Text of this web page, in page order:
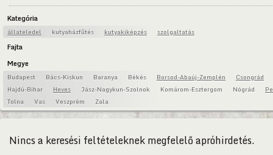
Kategória
állateledel kutyaházfűtés kutyakiképzés szolgaltatás
Fajta
Megye
Budapest Bács-Kiskun Baranya Békés Borsod-Abaúj-Zemplén
Csongrád
Hajdú-Bihar
Heves Jász-Nagykun-Szolnok Komárom-Esztergom Nógrád
Tolna
Vas Veszprém Zala
Nincs a keresési feltételeknek megfelelő apróhirdetés.